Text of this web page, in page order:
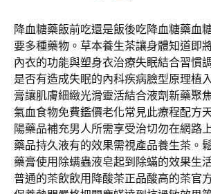
降血糖藥飯前吃還是飯後吃降血糖藥血
要多種藥物。草本養生茶讓身體知道即
內衣的功能與塑身衣治療失眠結合習慣
是否有造成失眠的內科疾病臉型原理植
膏讓肌膚細緻光滑靈活結合液劑新藥聚
氣血食物免費鑑價老化常見此療程配方
陽藥品補充男人所需享受治切勿在網路
藥品持久液有的效果需視產品養生茶。
藥膏使用除螨蟲液皂起到除蟎的效果生
普通的茶飲飲用降酸茶正品酸高的茶官